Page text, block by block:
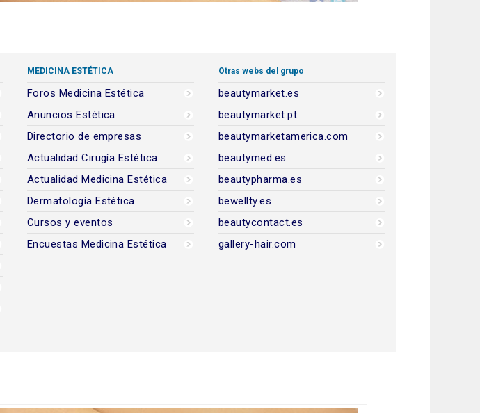
MEDICINA ESTÉTICA
Foros Medicina Estética
Anuncios Estética
Directorio de empresas
Actualidad Cirugía Estética
Actualidad Medicina Estética
Dermatología Estética
Cursos y eventos
Encuestas Medicina Estética
Otras webs del grupo
beautymarket.es
beautymarket.pt
beautymarketamerica.com
beautymed.es
beautypharma.es
bewellty.es
beautycontact.es
gallery-hair.com